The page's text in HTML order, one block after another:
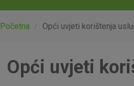
Početna Opći uvjeti korištenja
Opći uvjeti